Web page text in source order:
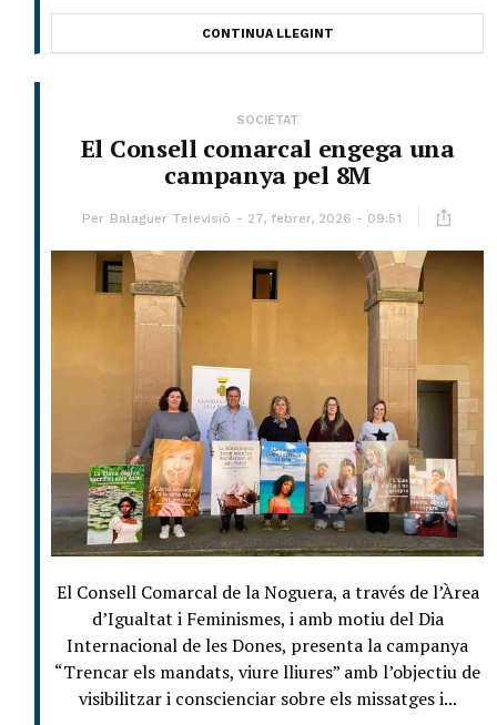
CONTINUA LLEGINT
SOCIETAT
El Consell comarcal engega una
campanya pel 8M
Per Balaguer Televisió 27, febrer, 2026 - 09:51
El Consell Comarcal de la Noguera, a través de l’Àrea
d’Igualtat i Feminismes, i amb motiu del Dia
Internacional de les Dones, presenta la campanya
“Trencar els mandats, viure lliures” amb l’objectiu de
visibilitzar i conscienciar sobre els missatges i...